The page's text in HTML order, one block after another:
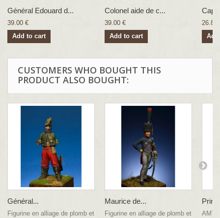
Général Edouard d...
39.00 €
Add to cart
Colonel aide de c...
39.00 €
Add to cart
26.83
CUSTOMERS WHO BOUGHT THIS
PRODUCT ALSO BOUGHT:
Général...
Figurine en alliage de plomb et
Maurice de...
Figurine en alliage de plomb et